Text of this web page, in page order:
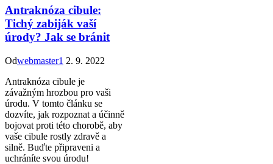
Antraknóza cibule:
Tichý zabiják vaší
úrody? Jak se bránit
Odwebmaster1 2. 9. 2022
Antraknóza cibule je
závažným hrozbou pro vaši
úrodu. V tomto článku se
dozvíte, jak rozpoznat a účinně
bojovat proti této chorobě, aby
vaše cibule rostly zdravě a
silně. Buďte připraveni a
uchráníte svou úrodu!